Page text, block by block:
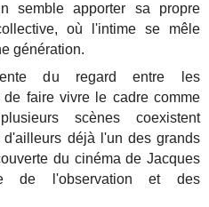
semble apporter sa propre
où l'intime se mêle
génération.
du regard entre les
de faire vivre le cadre comme
scènes coexistent
d'ailleurs déjà l'un des grands
du cinéma de Jacques
de l'observation et des